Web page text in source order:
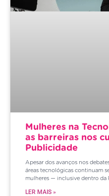
Mulheres na
as barreiras nos
Publicidade
Apesar dos avanços nos
áreas tecnológicas continuam
mulheres — inclusive dentro da
LER MAIS »